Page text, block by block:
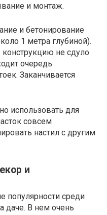
и монтаж.
и бетонирование
1 метра глубиной).
конструкцию не сдуло
очередь
Заканчивается
использовать для
совсем
настил с другим
и
популярности среди
даче. В нем очень